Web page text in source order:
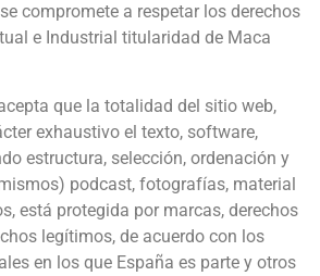
compromete a respetar los derechos
e Industrial titularidad de Maca
que la totalidad del sitio web,
exhaustivo el texto, software,
estructura, selección, ordenación y
podcast, fotografías, material
está protegida por marcas, derechos
legítimos, de acuerdo con los
en los que España es parte y otros